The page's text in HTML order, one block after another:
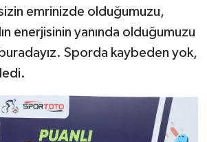
emrinizde olduğumuzu,
enerjisinin yanında olduğumuzu
Sporda kaybeden yok,